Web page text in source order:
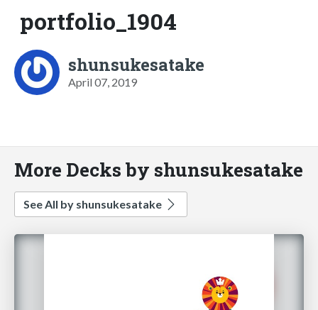
portfolio_1904
shunsukesatake
April 07, 2019
More Decks by shunsukesatake
See All by shunsukesatake